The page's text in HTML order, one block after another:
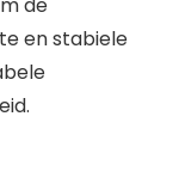
de
en stabiele